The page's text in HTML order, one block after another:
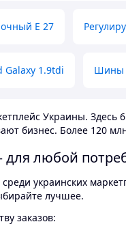
E 27
Galaxy 1.9tdi Шины
Украины. Здесь
бизнес. Более 120
любой
украинских
лучшее.
заказов: